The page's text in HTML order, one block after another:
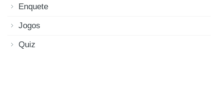
Enquete
Jogos
Quiz